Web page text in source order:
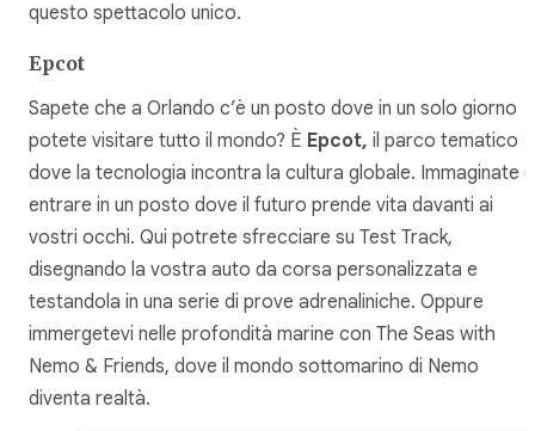
questo spettacolo unico.
Epcot
Sapete che a Orlando c’è un posto dove in un solo giorno
potete visitare tutto il mondo? È Epcot, il parco tematico
dove la tecnologia incontra la cultura globale. Immaginate
entrare in un posto dove il futuro prende vita davanti ai
vostri occhi. Qui potrete sfrecciare su Test Track,
disegnando la vostra auto da corsa personalizzata e
testandola in una serie di prove adrenaliniche. Oppure
immergetevi nelle profondità marine con The Seas with
Nemo & Friends, dove il mondo sottomarino di Nemo
diventa realtà.